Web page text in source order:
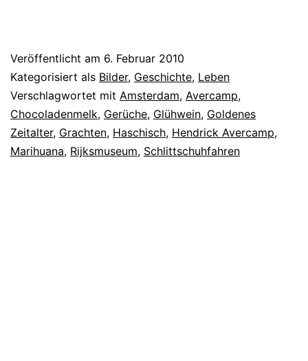
Veröffentlicht am 6. Februar 2010
Kategorisiert als Bilder, Geschichte, Leben
Verschlagwortet mit Amsterdam, Avercamp,
Chocoladenmelk, Gerüche, Glühwein, Goldenes
Zeitalter, Grachten, Haschisch, Hendrick Avercamp,
Marihuana, Rijksmuseum, Schlittschuhfahren